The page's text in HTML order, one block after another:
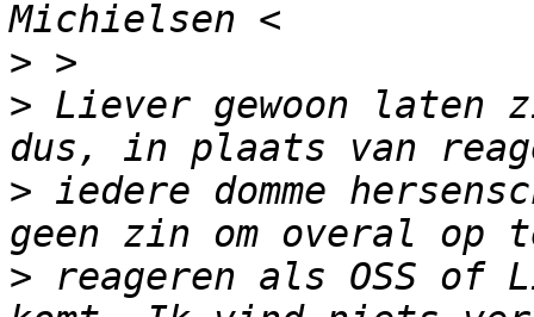
>
> Liever gewoon laten
> iedere domme
> reageren als OSS